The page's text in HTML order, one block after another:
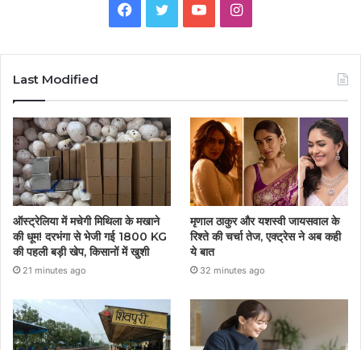
Facebook
TwitterYouTubeInstagram
Last Modified
ऑस्ट्रेलिया में मचेगी मिथिला के मखाने
की धूम! दरभंगा से भेजी गई 1800 KG
की पहली बड़ी खेप, किसानों में खुशी
21 minutes ago
मृणाल ठाकुर और यशस्वी जायसवाल के
रिश्ते की चर्चा तेज, एक्ट्रेस ने अब कही
ये बात
32 minutes ago